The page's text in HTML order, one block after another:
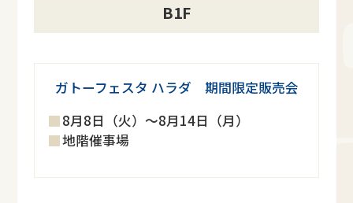
B1F
ガトーフェスタ ハラダ 期間限定販売会
8月8日（火）～8月14日（月）
地階催事場